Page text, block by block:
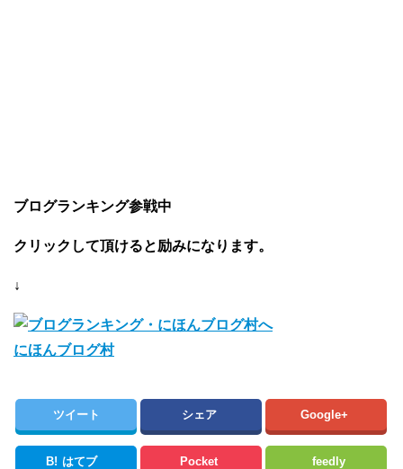
ブログランキング参戦中
クリックして頂けると励みになります。
↓
にほんブログ村
ツイート シェア Google+
B! はてブ Pocket feedly